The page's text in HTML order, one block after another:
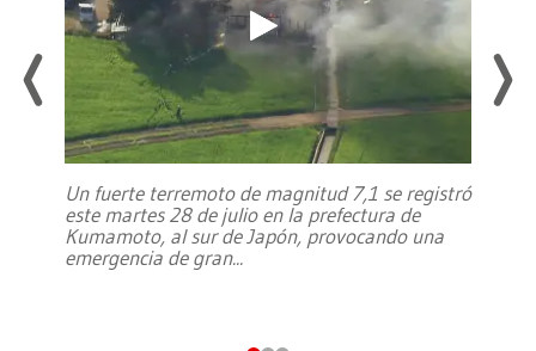
Un fuerte terremoto de magnitud 7,1 se registró
este martes 28 de julio en la prefectura de
Kumamoto, al sur de Japón, provocando una
emergencia de gran...